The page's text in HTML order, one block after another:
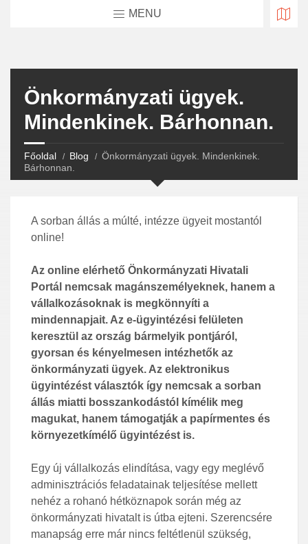
MENU
Önkormányzati ügyek.
Mindenkinek. Bárhonnan.
Főoldal Blog
Önkormányzati ügyek. Mindenkinek.
Bárhonnan.
A sorban állás a múlté, intézze ügyeit mostantól
online!
Az online elérhető Önkormányzati Hivatali
Portál nemcsak magánszemélyeknek, hanem a
vállalkozásoknak is megkönnyíti a
mindennapjait. Az e-ügyintézési felületen
keresztül az ország bármelyik pontjáról,
gyorsan és kényelmesen intézhetők az
önkormányzati ügyek. Az elektronikus
ügyintézést választók így nemcsak a sorban
állás miatti bosszankodástól kímélik meg
magukat, hanem támogatják a papírmentes és
környezetkímélő ügyintézést is.
Egy új vállalkozás elindítása, vagy egy meglévő
adminisztrációs feladatainak teljesítése mellett
nehéz a rohanó hétköznapok során még az
önkormányzati hivatalt is útba ejteni. Szerencsére
manapság erre már nincs feltétlenül szükség,